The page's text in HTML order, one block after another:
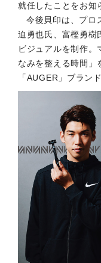
就任したことをお知
今後貝印は、プロ
迫勇也氏、富樫勇樹
ビジュアルを制作。
なみを整える時間」
「AUGER」ブラン